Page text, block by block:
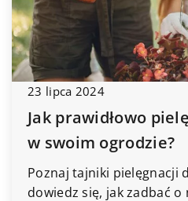
23 lipca 2024
Jak prawidłowo
w swoim ogrodzie?
Poznaj tajniki pielęgnacji
dowiedz się, jak zadbać o